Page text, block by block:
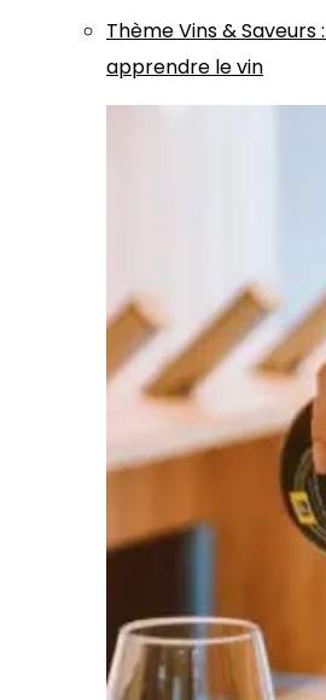
ThèmeVins & Saveurs:
apprendre le vin